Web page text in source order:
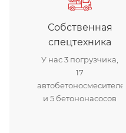
Собственная
спецтехника
У нас 3 погрузчика,
17
автобетоносмесителей
и 5 бетононасосов